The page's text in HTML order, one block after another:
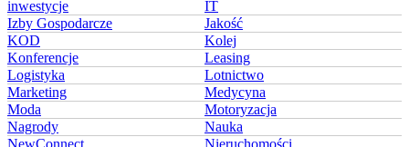
inwestycje
IT
Izby Gospodarcze
Jakość
KOD
Kolej
Konferencje
Leasing
Logistyka
Lotnictwo
Marketing
Medycyna
Moda
Motoryzacja
Nagrody
Nauka